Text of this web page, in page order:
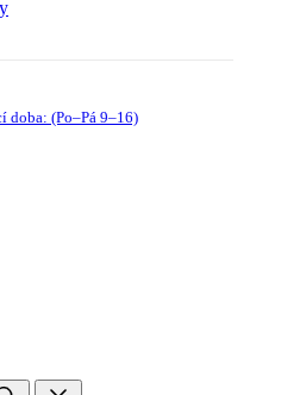
doba: (Po–Pá 9–16)